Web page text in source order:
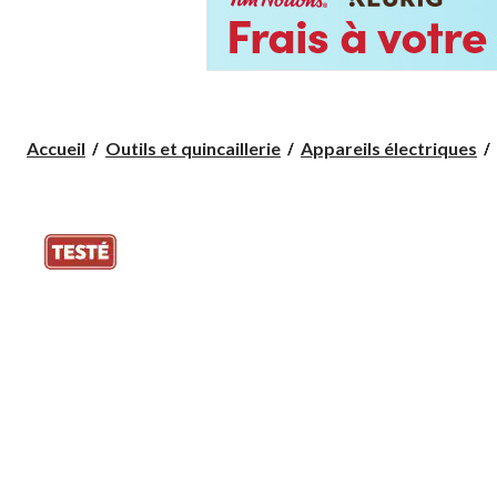
Accueil Outils et quincaillerie Appareils électriques